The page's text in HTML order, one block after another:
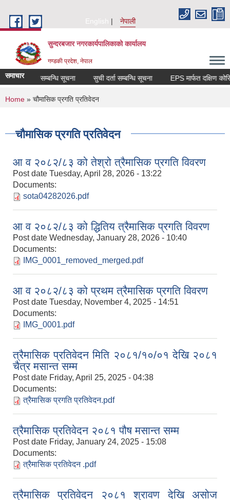
English
नेपाली
सुन्दरबजार नगरकार्यपालिकाको कार्यालय
गण्डकी प्रदेश, नेपाल
समाचारसंचालन सम्बन्धि सूचना सुची दर्ता सम्बन्धि सूचना EPS मार्फत
You are here
Home » चौमासिक प्रगति प्रतिवेदन
चौमासिक प्रगति प्रतिवेदन
आ व २०८२/८३ को तेश्रो त्रैमासिक प्रगति विवरण
Post date Tuesday, April 28, 2026 - 13:22
Documents:
sota04282026.pdf
आ व २०८२/८३ को द्धितिय त्रैमासिक प्रगति विवरण
Post date Wednesday, January 28, 2026 - 10:40
Documents:
IMG_0001_removed_merged.pdf
आ व २०८२/८३ को प्रथम त्रैमासिक प्रगति विवरण
Post date Tuesday, November 4, 2025 - 14:51
Documents:
IMG_0001.pdf
त्रैमासिक प्रतिवेदन मिति २०८१/१०/०१ देखि २०८१
चैत्र मसान्त सम्म
Post date Friday, April 25, 2025 - 04:38
Documents:
त्रैमासिक प्रगति प्रतिवेदन.pdf
त्रैमासिक प्रतिवेदन २०८१ पौष मसान्त सम्म
Post date Friday, January 24, 2025 - 15:08
Documents:
त्रैमासिक प्रतिवेदन .pdf
त्रैमासिक प्रतिवेदन २०८१ श्रावण देखि असोज